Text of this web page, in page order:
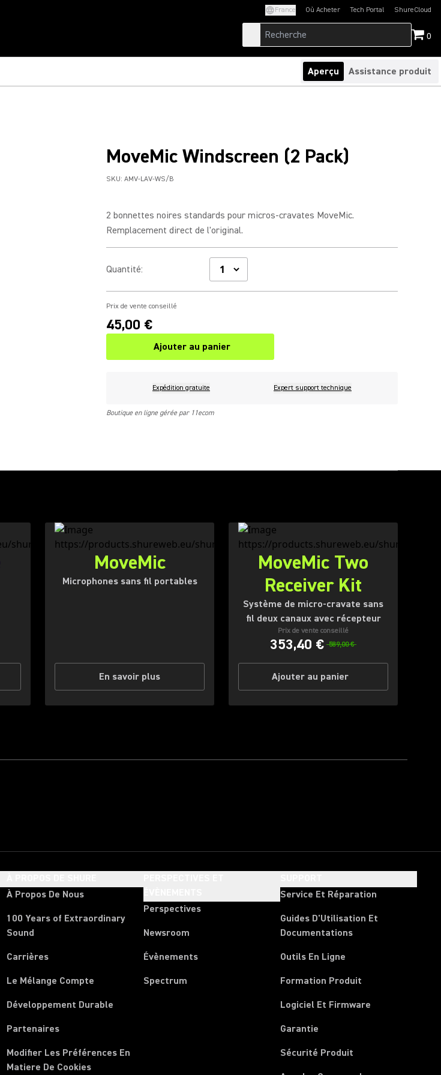
France Où Acheter Tech Portal
(Opens in a new tab)ShureCloud
(Opens in a new
0
Aperçu Assistance produit
MoveMic Windscreen (2 Pack)
SKU: AMV-LAV-WS/B
2 bonnettes noires standards pour micros-cravates MoveMic.
Remplacement direct de l'original.
Quantité:
Prix de vente conseillé
45,00 €
Ajouter au panier
Expédition gratuite Expert support technique
Boutique en ligne gérée par 11ecom
MoveMic
Microphones sans fil portables
En savoir plus
MoveMic Two
Receiver Kit
Système de micro-cravate sans
fil deux canaux avec récepteur
Prix de vente conseillé
353,40 € 589,00 €
Ajouter au panier
À Propos De Nous
100 Years of Extraordinary
Sound
Carrières
Le Mélange Compte
Développement Durable
Partenaires
Modifier Les Préférences En
Matiere De Cookies
Perspectives
Newsroom
Évènements
Spectrum
Service Et Réparation
Guides D'Utilisation Et
Documentations
Outils En Ligne
Formation Produit
Logiciel Et Firmware
Garantie
Sécurité Produit